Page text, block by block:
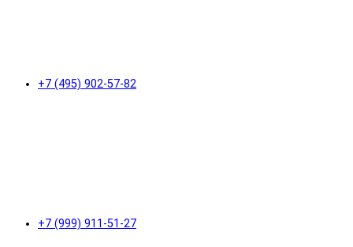
+7 (495) 902-57-82
+7 (999) 911-51-27